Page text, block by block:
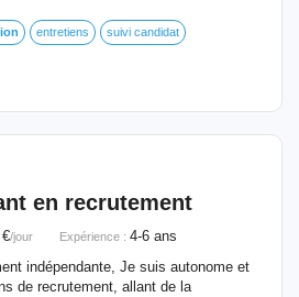
entretiens suivi candidat
en recrutement
/jour Expérience : 4-6 ans
indépendante, Je suis autonome et
de recrutement, allant de la